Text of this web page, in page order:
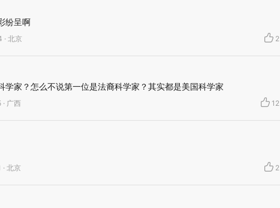
纷呈啊
北京 2
学家？怎么不说第一位是法裔科学家？其实都是美国科学家
广西 12
北京 2